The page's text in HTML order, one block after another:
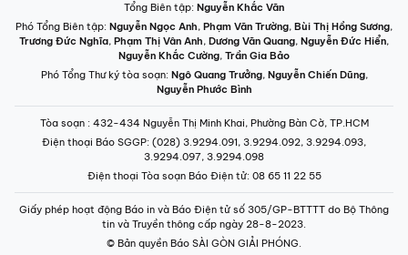
Tổng Biên tập: Nguyễn Khắc Văn
Phó Tổng Biên tập: Nguyễn Ngọc Anh, Phạm Văn Trường, Bùi Thị Hồng Sương,
Trương Đức Nghĩa, Phạm Thị Vân Anh, Dương Văn Quang, Nguyễn Đức Hiển,
Nguyễn Khắc Cường, Trần Gia Bảo
Phó Tổng Thư ký tòa soạn: Ngô Quang Trưởng, Nguyễn Chiến Dũng,
Nguyễn Phước Bình
Tòa soạn : 432-434 Nguyễn Thị Minh Khai, Phường Bàn Cờ, TP.HCM
Điện thoại Báo SGGP: (028) 3.9294.091, 3.9294.092, 3.9294.093,
3.9294.097, 3.9294.098
Điện thoại Tòa soạn Báo Điện tử: 08 65 11 22 55
Giấy phép hoạt động Báo in và Báo Điện tử số 305/GP-BTTTT do Bộ Thông
tin và Truyền thông cấp ngày 28-8-2023.
© Bản quyền Báo SÀI GÒN GIẢI PHÓNG.